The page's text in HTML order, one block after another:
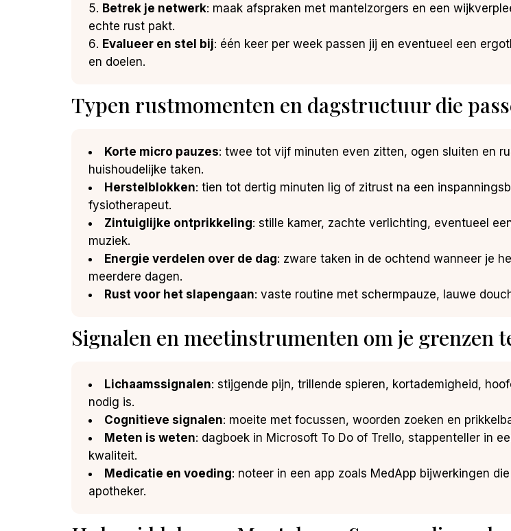
Betrek je netwerk: maak afspraken met mantelzorgers en een
echte rust pakt.
Evalueer en stel bij: één keer per week passen jij en eventueel een
en doelen.
Typen rustmomenten en dagstructuur die
Korte micro pauzes: twee tot vijf minuten even zitten, ogen sluiten en
huishoudelijke taken.
Herstelblokken: tien tot dertig minuten lig of zitrust na een
fysiotherapeut.
Zintuiglijke ontprikkeling: stille kamer, zachte verlichting, eventueel
muziek.
Energie verdelen over de dag: zware taken in de ochtend wanneer je
meerdere dagen.
Rust voor het slapengaan: vaste routine met schermpauze, lauwe
Signalen en meetinstrumenten om je grenzen
Lichaamssignalen: stijgende pijn, trillende spieren, kortademigheid,
nodig is.
Cognitieve signalen: moeite met focussen, woorden zoeken en
Meten is weten: dagboek in Microsoft To Do of Trello, stappenteller in
kwaliteit.
Medicatie en voeding: noteer in een app zoals MedApp bijwerkingen
apotheker.